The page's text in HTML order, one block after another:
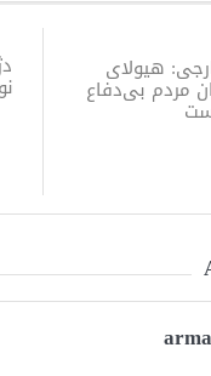
هیولای
مردم بی‌دفاع